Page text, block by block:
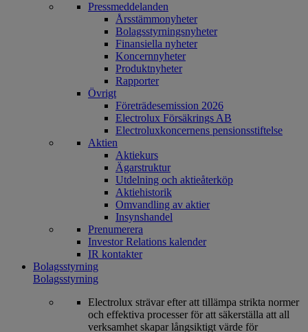
Pressmeddelanden
Årsstämmonyheter
Bolagsstyrningsnyheter
Finansiella nyheter
Koncernnyheter
Produktnyheter
Rapporter
Övrigt
Företrädesemission 2026
Electrolux Försäkrings AB
Electroluxkoncernens pensionsstiftelse
Aktien
Aktiekurs
Ägarstruktur
Utdelning och aktieåterköp
Aktiehistorik
Omvandling av aktier
Insynshandel
Prenumerera
Investor Relations kalender
IR kontakter
Bolagsstyrning
Bolagsstyrning
Electrolux strävar efter att tillämpa strikta normer
och effektiva processer för att säkerställa att all
verksamhet skapar långsiktigt värde för